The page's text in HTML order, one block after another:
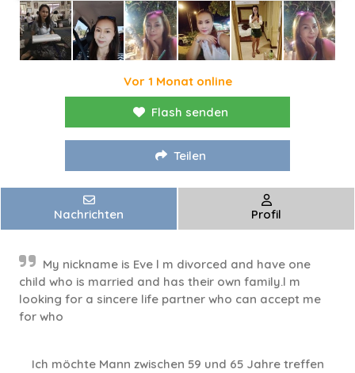
Vor 1 Monat online
Flash senden
Teilen
Nachrichten Profil
My nickname is Eve l m divorced and have one
child who is married and has their own family.l m
looking for a sincere life partner who can accept me
for who
Ich möchte Mann zwischen 59 und 65 Jahre treffen